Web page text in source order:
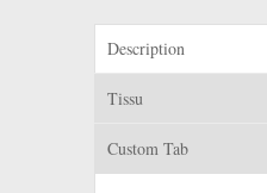
Description
Tissu
Custom Tab